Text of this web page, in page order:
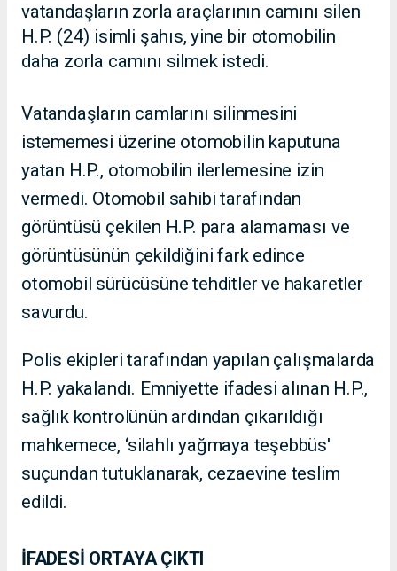
vatandaşların zorla araçlarının camını silen
H.P. (24) isimli şahıs, yine bir otomobilin
daha zorla camını silmek istedi.
Vatandaşların camlarını silinmesini
istememesi üzerine otomobilin kaputuna
yatan H.P., otomobilin ilerlemesine izin
vermedi. Otomobil sahibi tarafından
görüntüsü çekilen H.P. para alamaması ve
görüntüsünün çekildiğini fark edince
otomobil sürücüsüne tehditler ve hakaretler
savurdu.
Polis ekipleri tarafından yapılan çalışmalarda
H.P. yakalandı. Emniyette ifadesi alınan H.P.,
sağlık kontrolünün ardından çıkarıldığı
mahkemece, ‘silahlı yağmaya teşebbüs'
suçundan tutuklanarak, cezaevine teslim
edildi.
İFADESİ ORTAYA ÇIKTI